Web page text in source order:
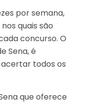
por semana,
quais são
concurso. O
Sena, é
todos os
que oferece